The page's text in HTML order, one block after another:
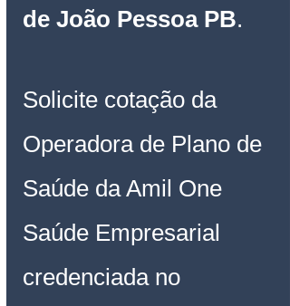
de João Pessoa PB.
Solicite cotação da
Operadora de Plano de
Saúde da Amil One
Saúde Empresarial
credenciada no